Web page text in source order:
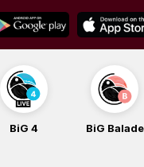
BiG Balade BiG Folk